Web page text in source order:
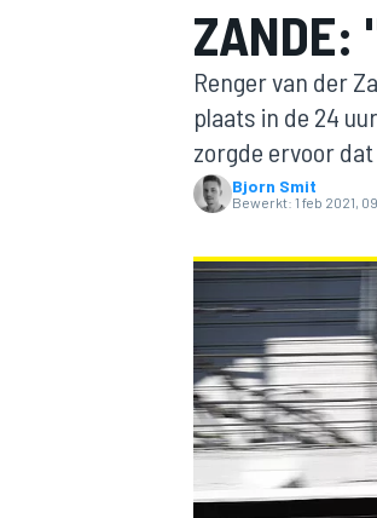
MOTOGP
ZANDE:
Renger van der
plaats in de 24
zorgde ervoor
Bjorn Smit
Bewerkt: 1 feb 2021,